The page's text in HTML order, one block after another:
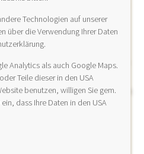
ist eine sanfte Alternative
(Stripping). Bei dieser
erkrankteVeneendoluminal
Ultraschallkontrolle
verbleiben. Chirurgische
können vermieden
Betäubung durchführbar.
geeignet ist,
und
erfahrenen Gefäßmediziner
Technologien auf unserer
über die Verwendung Ihrer Daten
Analytics als auch Google Maps.
Teile dieser in den USA
benutzen, willigen Sie gem.
dass Ihre Daten in den USA